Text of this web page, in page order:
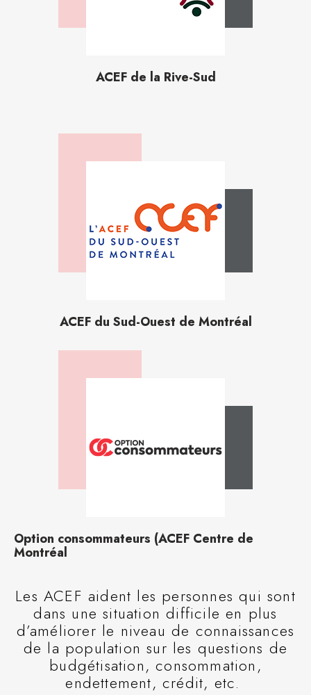
ACEF de la Rive-Sud
ACEF du Sud-Ouest de Montréal
Option consommateurs (ACEF Centre de
Montréal
Les ACEF aident les personnes qui sont
dans une situation difficile en plus
d’améliorer le niveau de connaissances
de la population sur les questions de
budgétisation, consommation,
endettement, crédit, etc.